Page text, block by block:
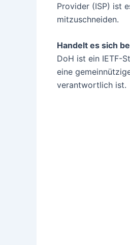
Provider (ISP) ist
mitzuschneiden.
Handelt es sich
DoH ist ein IETF-
eine
verantwortlich ist.